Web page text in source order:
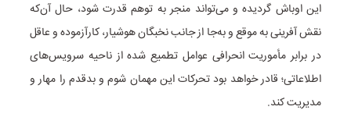
این اوباش گردیده و می‌تواند منجر به توهم قدرت شود، حال آن‌که
نقش آفرینی به موقع و به‌جا از جانب نخبگان هوشیار، کارآزموده و عاقل
در برابر مأموریت انحرافی عوامل تطمیع شده از ناحیه سرویس‌های
اطلاعاتی؛ قادر خواهد بود تحرکات این مهمان شوم و بدقدم را مهار و
مدیریت کند.